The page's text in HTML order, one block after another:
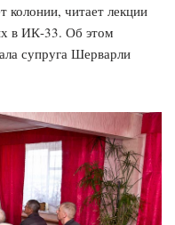
колонии, читает лекции
в ИК-33. Об этом
супруга Шерварли